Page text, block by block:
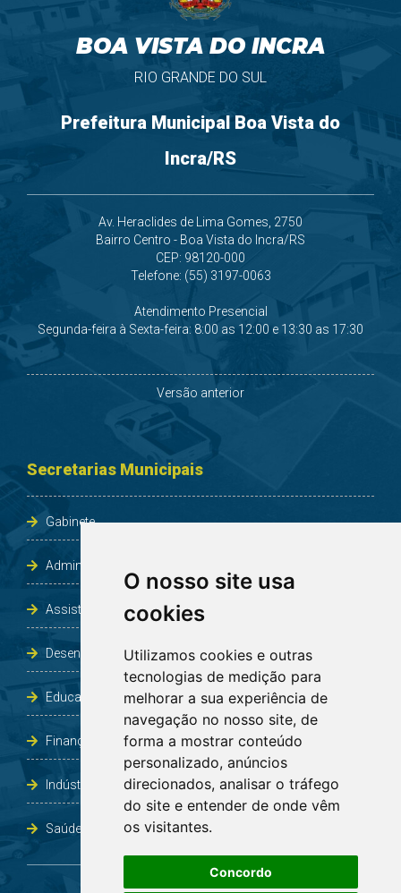
O nosso site usa
cookies
Utilizamos cookies e outras
tecnologias de medição para
melhorar a sua experiência de
navegação no nosso site, de
forma a mostrar conteúdo
personalizado, anúncios
direcionados, analisar o tráfego
do site e entender de onde vêm
os visitantes.
Concordo
BOA VISTA DO INCRA
RIO GRANDE DO SUL
Prefeitura Municipal Boa Vista do
Incra/RS
Av. Heraclides de Lima Gomes, 2750
Bairro Centro - Boa Vista do Incra/RS
CEP: 98120-000
Telefone: (55) 3197-0063
Atendimento Presencial
Segunda-feira à Sexta-feira: 8:00 as 12:00 e 13:30 as 17:30
Versão anterior
Secretarias Municipais
Gabinete
Administração e Planejamento
Assistência Social e Habitação
Desenvolvimento e Obras
Educação, Cultura, Desporto, Lazer e Turismo
Finanças
Indústria, Comércio, Agricultura e Meio Ambiente
Saúde